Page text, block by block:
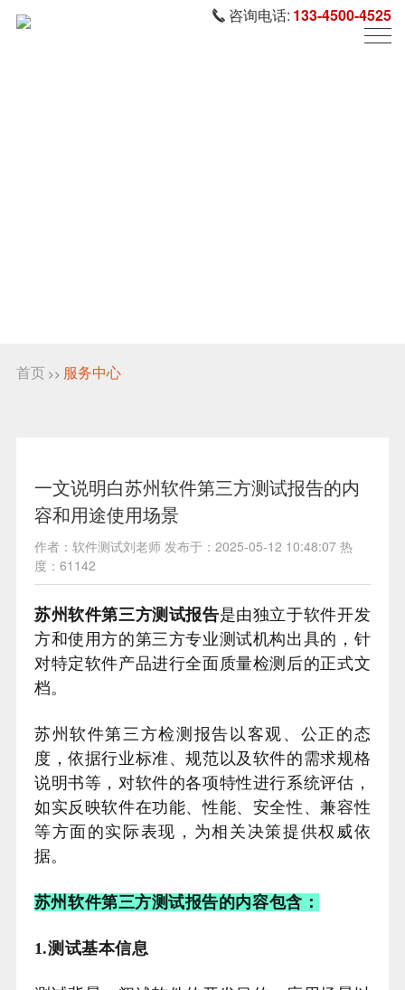
咨询电话: 133-4500-4525
首页 >> 服务中心
一文说明白苏州软件第三方测试报告的内
容和用途使用场景
作者：软件测试刘老师 发布于：2025-05-12 10:48:07 热
度：61142
苏州软件第三方测试报告是由独立于软件开发
方和使用方的第三方专业测试机构出具的，针
对特定软件产品进行全面质量检测后的正式文
档。
苏州软件第三方检测报告以客观、公正的态
度，依据行业标准、规范以及软件的需求规格
说明书等，对软件的各项特性进行系统评估，
如实反映软件在功能、性能、安全性、兼容性
等方面的实际表现，为相关决策提供权威依
据。
苏州软件第三方测试报告的内容包含：
1.测试基本信息